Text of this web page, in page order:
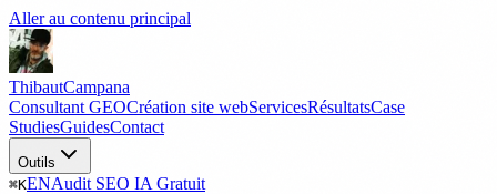
Aller au contenu principal
ThibautCampana
Consultant GEOCréation site webServicesRésultatsCase
StudiesGuidesContact
Outils
⌘KENAudit SEO IA Gratuit